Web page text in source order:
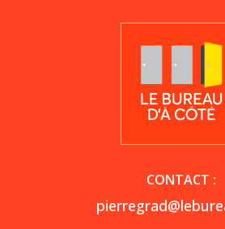
CONTACT :
pierregra|